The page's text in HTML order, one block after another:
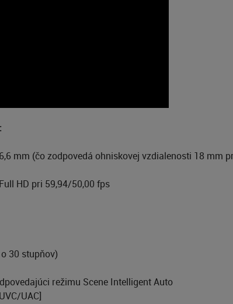
mm (čo zodpovedá ohniskovej vzdialenosti 18 mm
HD pri 59,94/50,00 fps
30 stupňov)
režimu Scene Intelligent Auto
UAC]